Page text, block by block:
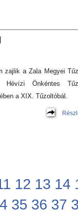
zajlik a Zala Megyei
Önkéntes
a XIX. Tűzoltóbál.
12 13 14
35 36 37